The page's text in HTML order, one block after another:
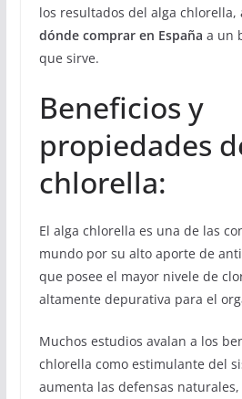
los resultados del alga chlorella,
dónde comprar en España a un
que sirve.
Beneficios y
propiedades
chlorella:
El alga chlorella es una de las
mundo por su alto aporte de
que posee el mayor nivele de
altamente depurativa para el
Muchos estudios avalan a los
chlorella como estimulante del
aumenta las defensas